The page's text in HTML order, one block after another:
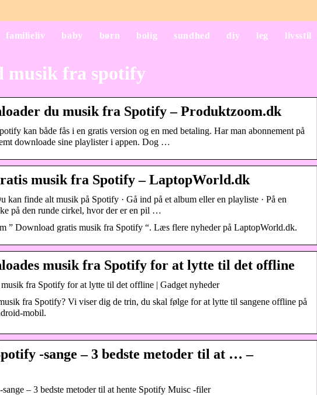
familieliv baby børn bolig sundhed diy leg livsstil
musik fra spotify
du musik fra Spotify – Produktzoom.dk
kan både fås i en gratis version og en med betaling. Har man abonnement på
downloade sine playlister i appen. Dog …
musik fra Spotify – LaptopWorld.dk
kan finde alt musik på Spotify · Gå ind på et album eller en playliste · På en
på den runde cirkel, hvor der er en pil …
” Download gratis musik fra Spotify “. Læs flere nyheder på LaptopWorld.dk.
musik fra Spotify for at lytte til det offline
musik fra Spotify for at lytte til det offline | Gadget nyheder
fra Spotify? Vi viser dig de trin, du skal følge for at lytte til sangene offline på
mobil.
-sange – 3 bedste metoder til at … –
– 3 bedste metoder til at hente Spotify Muisc -filer